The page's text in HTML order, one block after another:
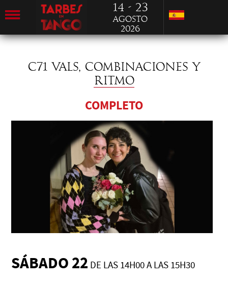
14 - 23
Agosto
2026
C71 VALS, COMBINACIONES Y
RITMO
COMPLETO
SÁBADO 22 DE LAS 14H00 A LAS 15H30